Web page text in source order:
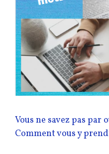
Vous ne savez pas par
Comment vous y